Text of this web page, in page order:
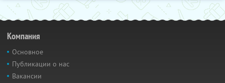
Компания
Основное
Публикации о нас
Вакансии